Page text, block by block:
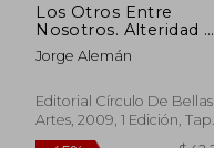
Los Otros Entre
Nosotros. Alteridad e
Inmigración
Jorge Alemán
Editorial Círculo De Bellas
Artes, 2009, 1 Edición, Tapa
Blanda, Nuevo